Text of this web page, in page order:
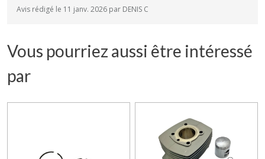
Avis rédigé le 11 janv. 2026 par DENIS C
Vous pourriez aussi être intéressé
par